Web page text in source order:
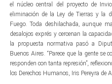
el núcleo central del proyecto de
eliminación de la Ley de Tierras y la
Fuego. Toda deshilachada, aunque
desalojos exprés y cercenan la
la propuesta normativa pasó a
Buenos Aires. “Parece que la gente se
responden con tanta represión”,
los Derechos Humanos, Iris Pereyra de